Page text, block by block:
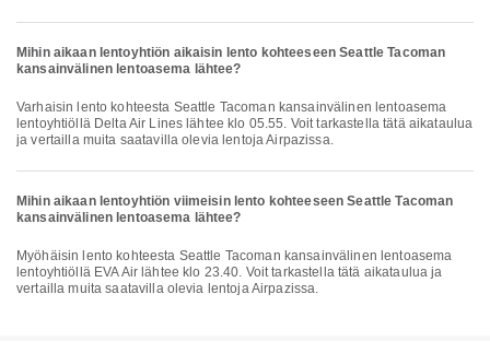
Mihin aikaan lentoyhtiön aikaisin lento kohteeseen Seattle Tacoman
kansainvälinen lentoasema lähtee?
Varhaisin lento kohteesta Seattle Tacoman kansainvälinen lentoasema
lentoyhtiöllä Delta Air Lines lähtee klo 05.55. Voit tarkastella tätä aikataulua
ja vertailla muita saatavilla olevia lentoja Airpazissa.
Mihin aikaan lentoyhtiön viimeisin lento kohteeseen Seattle Tacoman
kansainvälinen lentoasema lähtee?
Myöhäisin lento kohteesta Seattle Tacoman kansainvälinen lentoasema
lentoyhtiöllä EVA Air lähtee klo 23.40. Voit tarkastella tätä aikataulua ja
vertailla muita saatavilla olevia lentoja Airpazissa.